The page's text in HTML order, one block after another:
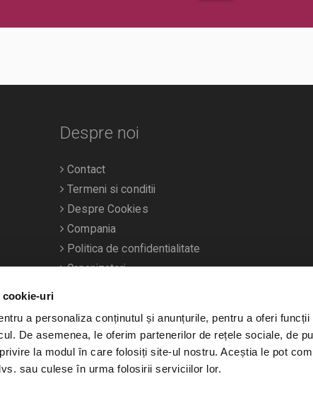
cookie-uri
a personaliza conținutul și anunțurile, pentru a oferi
De asemenea, le oferim partenerilor de rețele sociale, de
la modul în care folosiți site-ul nostru. Aceștia le pot
sau culese în urma folosirii serviciilor lor.
Despre noi
Contact
Termeni si conditii
Despre Cookies
Compania
Politica de confidentialitate
Organizatori